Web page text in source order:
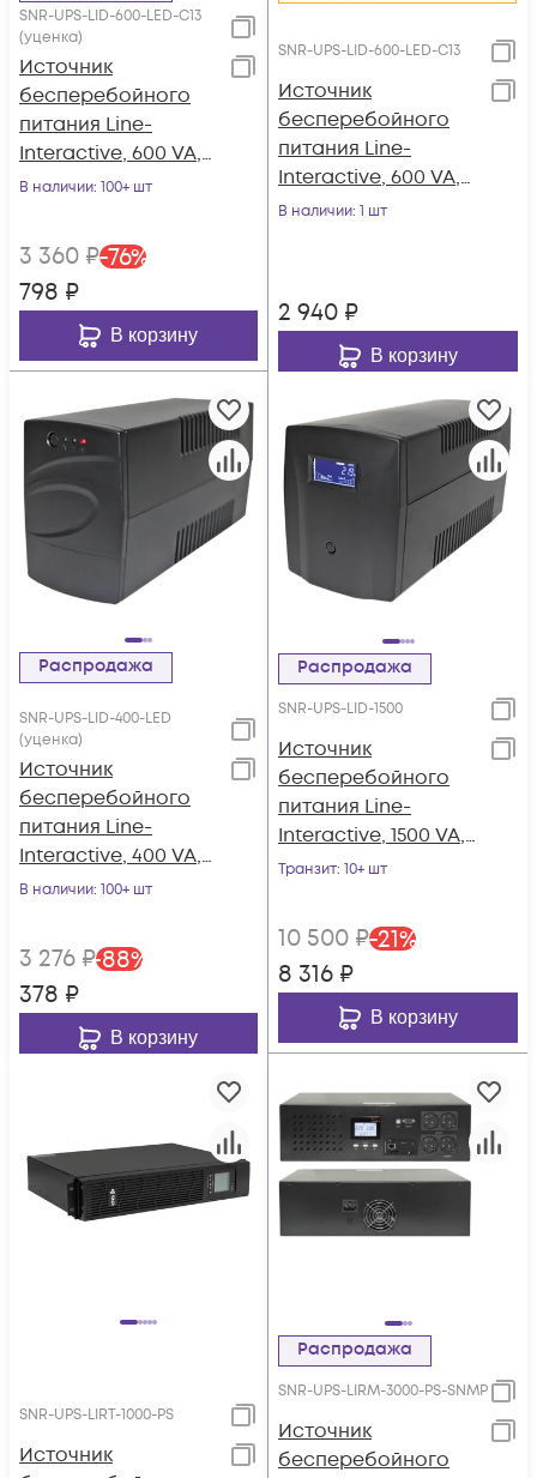
SNR-UPS-LID-600-LED-C13
(уценка)
Источник
бесперебойного
питания Line-
Interactive, 600 VA,
LED (выходные
В наличии: 100+ шт
3 360 ₽-76%
798 ₽
В корзину
SNR-UPS-LID-600-LED-C13
Источник
бесперебойного
питания Line-
Interactive, 600 VA,
LED (выходные
В наличии: 1 шт
2 940 ₽
В корзину
Распродажа
SNR-UPS-LID-400-LED
(уценка)
Источник
бесперебойного
питания Line-
Interactive, 400 VA,
LED (уценка)
В наличии: 100+ шт
3 276 ₽-88%
378 ₽
В корзину
Распродажа
SNR-UPS-LID-1500
Источник
бесперебойного
питания Line-
Interactive, 1500 VA,
настольный
Транзит: 10+ шт
10 500 ₽-21%
8 316 ₽
В корзину
SNR-UPS-LIRT-1000-PS
Источник
Распродажа
SNR-UPS-LIRM-3000-PS-SNMP
Источник
бесперебойного